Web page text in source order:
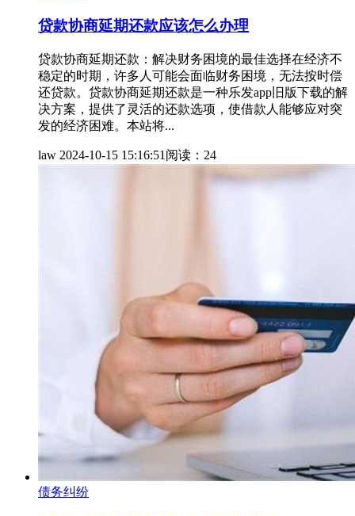
贷款协商延期还款应该怎么办理
贷款协商延期还款：解决财务困境的最佳选择在经济不
稳定的时期，许多人可能会面临财务困境，无法按时偿
还贷款。贷款协商延期还款是一种乐发app旧版下载的解
决方案，提供了灵活的还款选项，使借款人能够应对突
发的经济困难。本站将...
law 2024-10-15 15:16:51 阅读：24
债务纠纷